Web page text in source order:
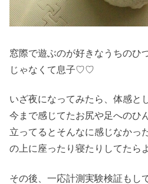
窓際で遊ぶのが好きなうちのひ
じゃなくて息子♡♡
いざ夜になってみたら、体感と
今まで感じてたお尻や足へのひ
立ってるとそんなに感じなかっ
の上に座ったり寝たりしてたら
その後、一応計測実験検証もし